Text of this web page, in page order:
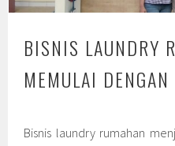
BISNIS LAUNDRY
MEMULAI
Bisnis laundry rumahan